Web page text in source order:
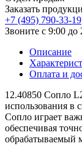
Заказать
+7 (495) 790-33-19
Звоните с 9:00 до
Описание
Оплата и
12.40850 Сопло
использования в
Сопло играет
обеспечивая
обрабатываемый